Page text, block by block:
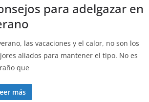
para adelgazar en
las vacaciones y el calor, no son los
aliados para mantener el tipo. No es
que
más